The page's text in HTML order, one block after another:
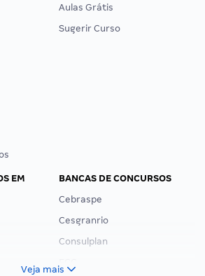
Aulas Grátis
Sugerir Curso
EM
BANCAS DE CONCURSOS
Cebraspe
Cesgranrio
Consulplan
Veja mais